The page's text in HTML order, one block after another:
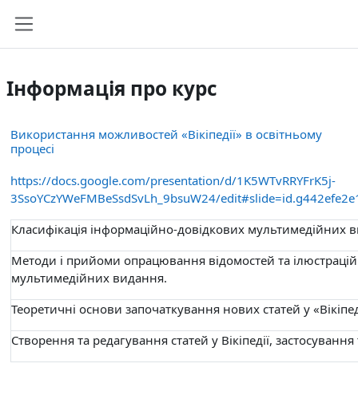
Інформація про курс
Використання можливостей «Вікіпедії» в освітньому
процесі
https://docs.google.com/presentation/d/1K5WTvRRYFrK5j-
3SsoYCzYWeFMBeSsdSvLh_9bsuW24/
Класифікація інформаційно-довідкових мультимедійних
Методи і прийоми опрацювання відомостей та
мультимедійних видання.
Теоретичні основи започаткування нових статей у
Створення та редагування статей у Вікіпедії,